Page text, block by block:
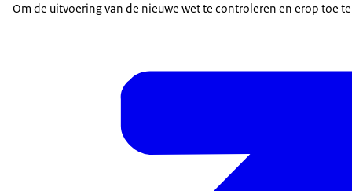
Om de uitvoering van de nieuwe wet te controleren en erop toe